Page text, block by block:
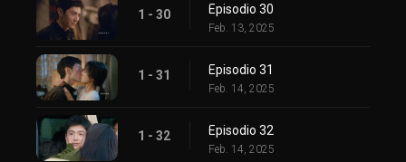
1 - 30 Episodio 30
Feb. 13, 2025
1 - 31 Episodio 31
Feb. 14, 2025
1 - 32 Episodio 32
Feb. 14, 2025